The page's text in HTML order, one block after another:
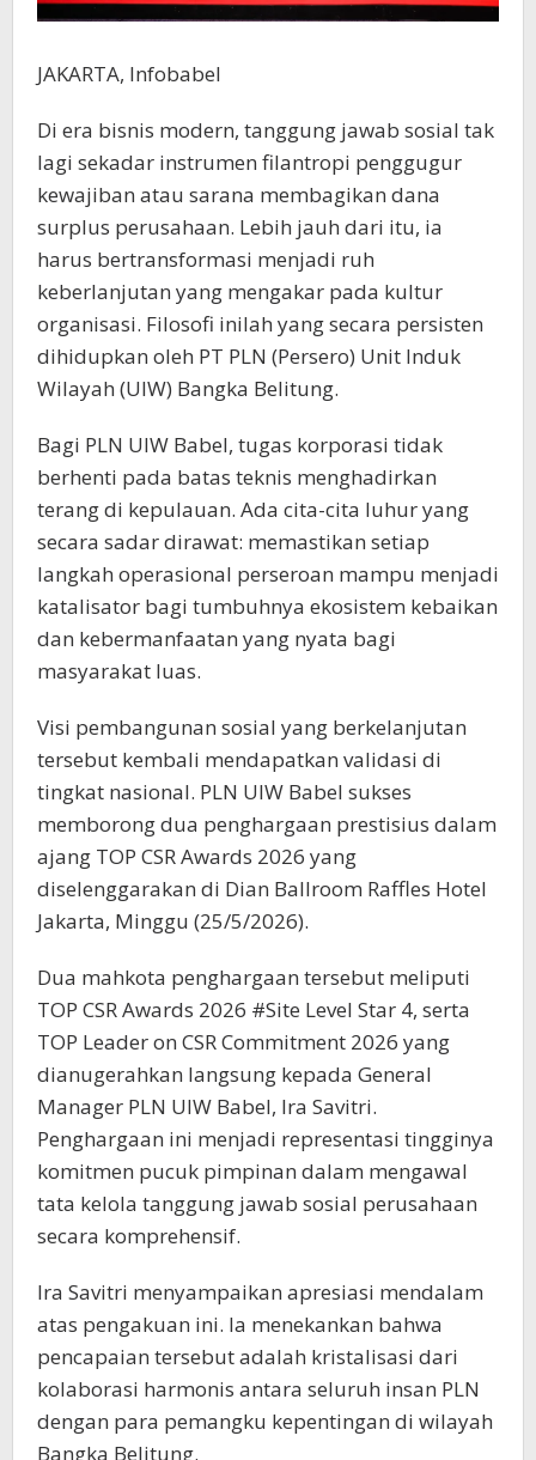
JAKARTA, Infobabel
Di era bisnis modern, tanggung jawab sosial tak
lagi sekadar instrumen filantropi penggugur
kewajiban atau sarana membagikan dana
surplus perusahaan. Lebih jauh dari itu, ia
harus bertransformasi menjadi ruh
keberlanjutan yang mengakar pada kultur
organisasi. Filosofi inilah yang secara persisten
dihidupkan oleh PT PLN (Persero) Unit Induk
Wilayah (UIW) Bangka Belitung.
Bagi PLN UIW Babel, tugas korporasi tidak
berhenti pada batas teknis menghadirkan
terang di kepulauan. Ada cita-cita luhur yang
secara sadar dirawat: memastikan setiap
langkah operasional perseroan mampu menjadi
katalisator bagi tumbuhnya ekosistem kebaikan
dan kebermanfaatan yang nyata bagi
masyarakat luas.
Visi pembangunan sosial yang berkelanjutan
tersebut kembali mendapatkan validasi di
tingkat nasional. PLN UIW Babel sukses
memborong dua penghargaan prestisius dalam
ajang TOP CSR Awards 2026 yang
diselenggarakan di Dian Ballroom Raffles Hotel
Jakarta, Minggu (25/5/2026).
Dua mahkota penghargaan tersebut meliputi
TOP CSR Awards 2026 #Site Level Star 4, serta
TOP Leader on CSR Commitment 2026 yang
dianugerahkan langsung kepada General
Manager PLN UIW Babel, Ira Savitri.
Penghargaan ini menjadi representasi tingginya
komitmen pucuk pimpinan dalam mengawal
tata kelola tanggung jawab sosial perusahaan
secara komprehensif.
Ira Savitri menyampaikan apresiasi mendalam
atas pengakuan ini. Ia menekankan bahwa
pencapaian tersebut adalah kristalisasi dari
kolaborasi harmonis antara seluruh insan PLN
dengan para pemangku kepentingan di wilayah
Bangka Belitung.